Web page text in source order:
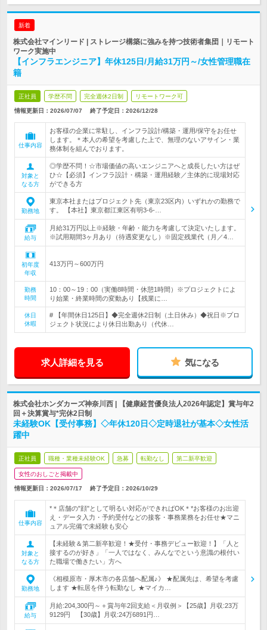
新着
株式会社マインリード | ストレージ構築に強みを持つ技術者集団｜リモート
ワーク実施中
【インフラエンジニア】年休125日/月給31万円～/女性管理職在
籍
正社員 学歴不問 完全週休2日制 リモートワーク可
情報更新日：2026/07/07 終了予定日： 2026/12/28
仕事内容
お客様の企業に常駐し、インフラ設計/構築・運用/保守をお任せ
します。＊本人の希望を考慮した上で、無理のないアサイン・業
務体制を組んでおります。
対象と
なる方
◎学歴不問！☆市場価値の高いエンジニアへと成長したい方はぜ
ひ☆【必須】インフラ設計・構築・運用経験／主体的に現場対応
ができる方
勤務地
東京本社またはプロジェクト先（東京23区内）いずれかの勤務で
す。 【本社】東京都江東区有明3-6-…
給与
月給31万円以上※経験・年齢・能力を考慮して決定いたします。
※試用期間3ヶ月あり（待遇変更なし）※固定残業代（月／4…
初年度
年収
413万円～600万円
勤務
時間
10：00～19：00（実働8時間・休憩1時間）※プロジェクトによ
り始業・終業時間の変動あり【残業に…
休日
休暇
# 【年間休日125日】◆完全週休2日制（土日休み）◆祝日※プロ
ジェクト状況により休日出勤あり（代休…
求人詳細を見る 気になる
株式会社ホンダカーズ神奈川西 | 【健康経営優良法人2026年認定】賞与年2
回＋決算賞与*完休2日制
未経験OK【受付事務】◇年休120日◇定時退社が基本◇女性活
躍中
正社員 職種・業種未経験OK 急募 転勤なし 第二新卒歓迎
女性のおしごと掲載中
情報更新日：2026/07/17 終了予定日： 2026/10/29
仕事内容
*＊店舗の"顔"として明るい対応ができればOK＊*お客様のお出迎
え・データ入力・予約受付などの接客・事務業務をお任せ★マニ
ュアル完備で未経験も安心
対象と
なる方
【未経験＆第二新卒歓迎！★受付・事務デビュー歓迎！】「人と
接するのが好き」「一人ではなく、みんなでという意識の根付い
た職場で働きたい」方へ
勤務地
《相模原市・厚木市の各店舗へ配属♪》 ★配属先は、希望を考慮
します ★転居を伴う転勤なし ★マイカ…
給与
月給:204,300円～＋賞与年2回支給＜月収例＞【25歳】月収:23万
9129円 【30歳】月収:24万6891円…